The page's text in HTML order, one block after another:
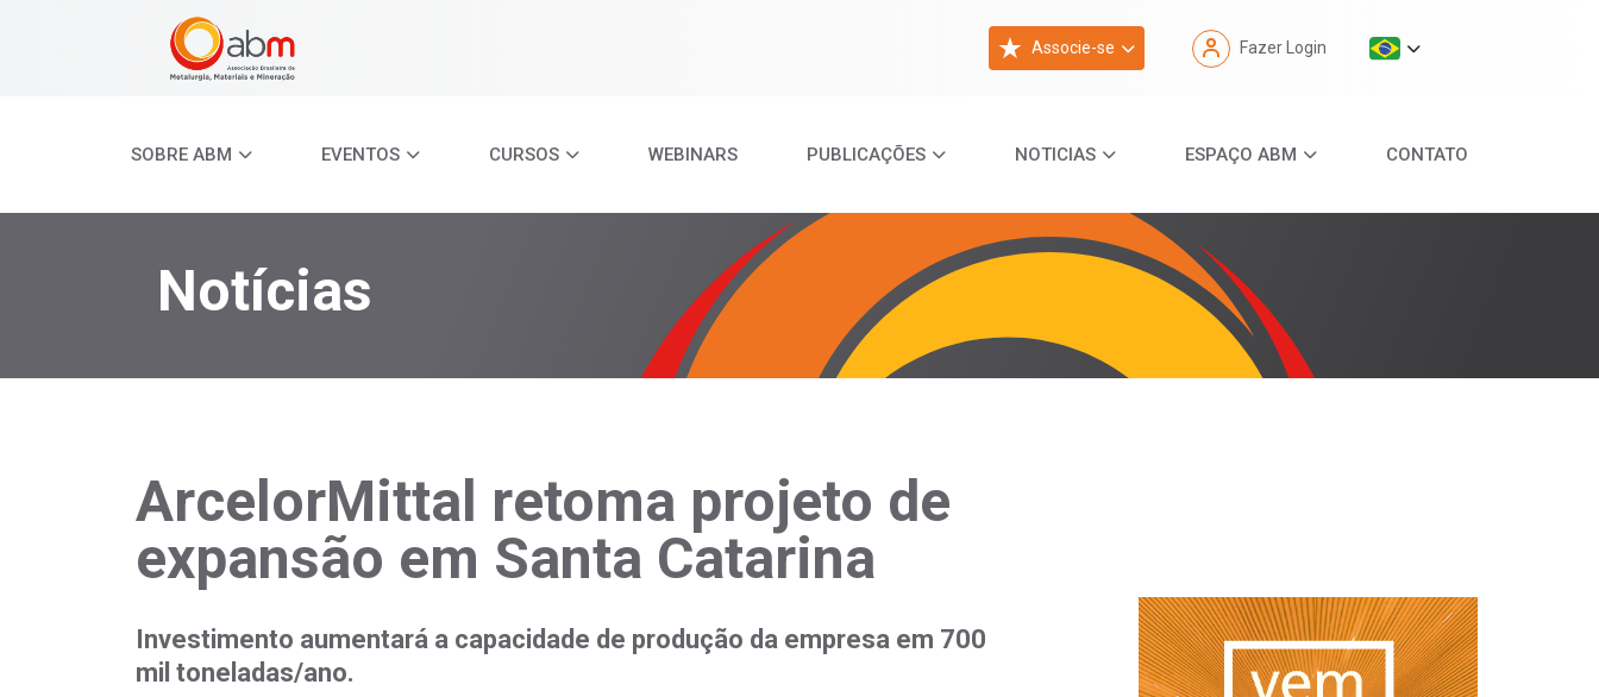
Associe-se Fazer Login
SOBRE ABM EVENTOS CURSOS WEBINARS PUBLICAÇÕES NOTICIAS ESPAÇO ABM CONTATO
Notícias
ArcelorMittal retoma projeto de
expansão em Santa Catarina
Investimento aumentará a capacidade de produção da empresa em 700
mil toneladas/ano.